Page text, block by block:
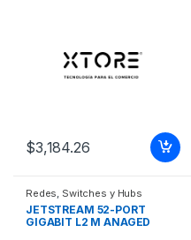
$3,184.26
Redes, Switches y Hubs
JETSTREAM 52-PORT
GIGABIT L2 M ANAGED